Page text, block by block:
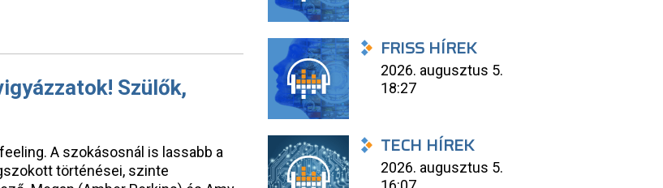
Szülők,
A szokásosnál is lassabb a
történései, szinte
FRISS HÍREK
2026. augusztus 5.
18:27
TECH HÍREK
2026. augusztus 5.